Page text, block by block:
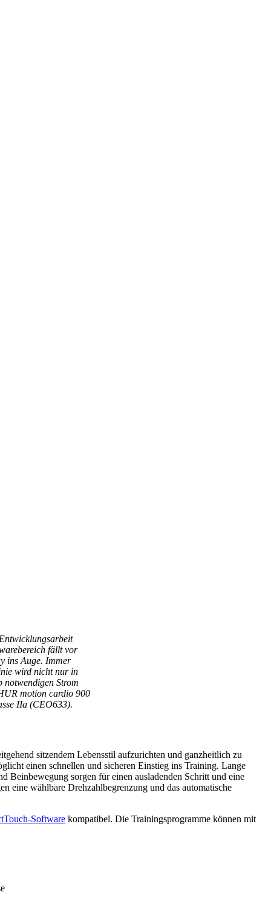
fällt vor
ins Auge. Immer
wird nicht nur in
notwendigen Strom
motion cardio 900
IIa (CEO633).
sitzendem Lebensstil aufzurichten und ganzheitlich zu
einen schnellen und sicheren Einstieg ins Training. Lange
Beinbewegung sorgen für einen ausladenden Schritt und eine
eine wählbare Drehzahlbegrenzung und das automatische
Software kompatibel. Die Trainingsprogramme können mit